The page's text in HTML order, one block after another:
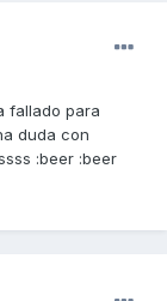
fallado para
duda con
:beer :beer